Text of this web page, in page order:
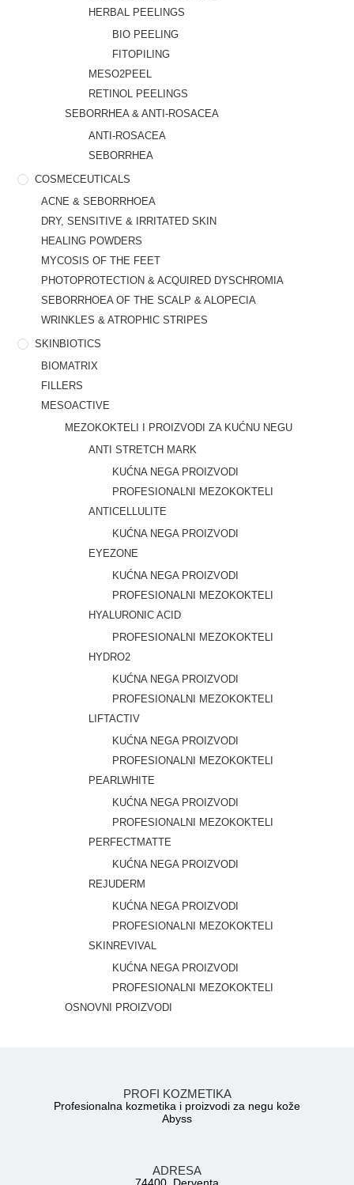
HERBAL PEELINGS
BIO PEELING
FITOPILING
MESO2PEEL
RETINOL PEELINGS
SEBORRHEA & ANTI-ROSACEA
ANTI-ROSACEA
SEBORRHEA
COSMECEUTICALS
ACNE & SEBORRHOEA
DRY, SENSITIVE & IRRITATED SKIN
HEALING POWDERS
MYCOSIS OF THE FEET
PHOTOPROTECTION & ACQUIRED DYSCHROMIA
SEBORRHOEA OF THE SCALP & ALOPECIA
WRINKLES & ATROPHIC STRIPES
SKINBIOTICS
BIOMATRIX
FILLERS
MESOACTIVE
MEZOKOKTELI I PROIZVODI ZA KUĆNU NEGU
ANTI STRETCH MARK
KUĆNA NEGA PROIZVODI
PROFESIONALNI MEZOKOKTELI
ANTICELLULITE
KUĆNA NEGA PROIZVODI
EYEZONE
KUĆNA NEGA PROIZVODI
PROFESIONALNI MEZOKOKTELI
HYALURONIC ACID
PROFESIONALNI MEZOKOKTELI
HYDRO2
KUĆNA NEGA PROIZVODI
PROFESIONALNI MEZOKOKTELI
LIFTACTIV
KUĆNA NEGA PROIZVODI
PROFESIONALNI MEZOKOKTELI
PEARLWHITE
KUĆNA NEGA PROIZVODI
PROFESIONALNI MEZOKOKTELI
PERFECTMATTE
KUĆNA NEGA PROIZVODI
REJUDERM
KUĆNA NEGA PROIZVODI
PROFESIONALNI MEZOKOKTELI
SKINREVIVAL
KUĆNA NEGA PROIZVODI
PROFESIONALNI MEZOKOKTELI
OSNOVNI PROIZVODI
PROFI KOZMETIKA
Profesionalna kozmetika i proizvodi za negu kože
Abyss
ADRESA